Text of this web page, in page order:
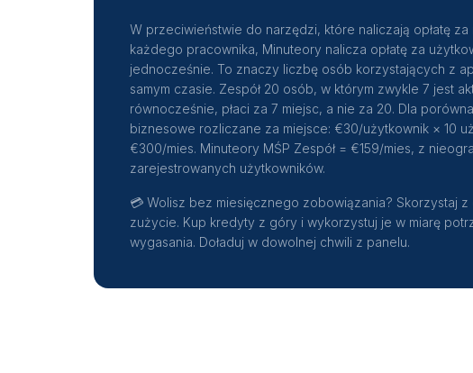
W przeciwieństwie do narzędzi, które naliczają opłatę za
każdego pracownika, Minuteory nalicza opłatę za
jednocześnie. To znaczy liczbę osób korzystających z
samym czasie. Zespół 20 osób, w którym zwykle 7 jest
równocześnie, płaci za 7 miejsc, a nie za 20. Dla
biznesowe rozliczane za miejsce: €30/użytkownik × 10
€300/mies. Minuteory MŚP Zespół = €159/mies, z
zarejestrowanych użytkowników.
💳 Wolisz bez miesięcznego zobowiązania? Skorzystaj z
zużycie. Kup kredyty z góry i wykorzystuj je w miarę
wygasania. Doładuj w dowolnej chwili z panelu.